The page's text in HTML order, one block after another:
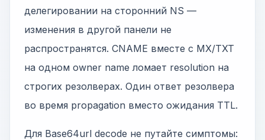
делегировании на сторонний NS —
изменения в другой панели не
распространятся. CNAME вместе с MX/TXT
на одном owner name ломает resolution на
строгих резолверах. Один ответ резолвера
во время propagation вместо ожидания TTL.
Для Base64url decode не путайте симптомы: